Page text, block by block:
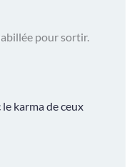
pour sortir.
karma de ceux